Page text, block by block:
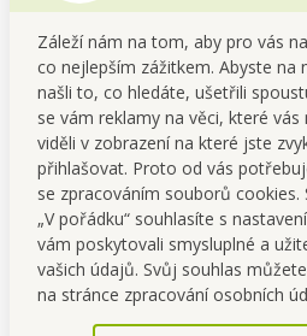
Záleží nám na tom, aby pro vás
co nejlepším zážitkem. Abyste na
našli to, co hledáte, ušetřili
se vám reklamy na věci, které
viděli v zobrazení na které jste
přihlašovat. Proto od vás
se zpracováním souborů cookies.
„V pořádku“ souhlasíte s
vám poskytovali smysluplné a
vašich údajů. Svůj souhlas
na stránce zpracování osobních
Ergonomický design–
Odolná nerezová ocel– dlouhá
údržba.
Univerzální použití– ideální
Kompaktní velikost–
Technické parametry
Materiál:nerezová ocel
Délka kleštiček:8 cm
Délka oblouku ostří:1,5 cm
Barva/provedení:kovové